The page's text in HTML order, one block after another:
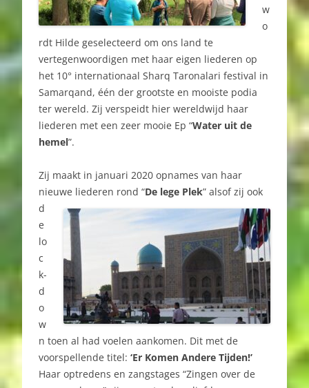
w
o
rdt Hilde geselecteerd om ons land te
vertegenwoordigen met haar eigen liederen op
het 10° internationaal Sharq Taronalari festival in
Samarqand, één der grootste en mooiste podia
ter wereld. Zij verspeidt hier wereldwijd haar
liederen met een zeer mooie Ep “Water uit de
hemel”.
Zij maakt in januari 2020 opnames van haar
nieuwe liederen rond “De lege Plek” alsof zij ook
d
e
lo
c
k-
d
o
w
n toen al had voelen aankomen. Dit met de
voorspellende titel: ‘Er Komen Andere Tijden!’
Haar optredens en zangstages “Zingen over de